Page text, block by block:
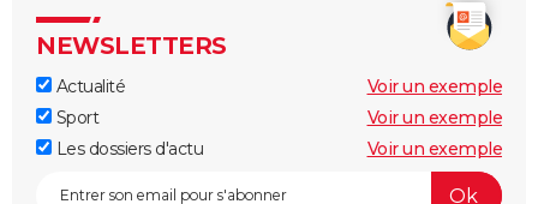
NEWSLETTERS
Actualité
Voir un exemple
Sport
Voir un exemple
Les dossiers d'actu
Voir un exemple